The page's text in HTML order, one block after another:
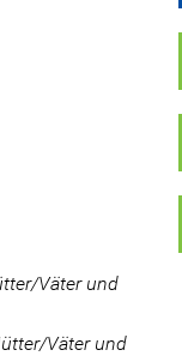
Väter und
Väter und